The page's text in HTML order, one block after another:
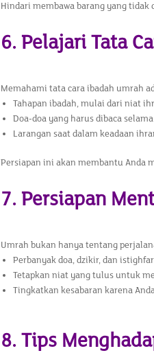
Hindari membawa barang yang
6. Pelajari Tata
Memahami tata cara ibadah umrah
Tahapan ibadah, mulai dari niat
Doa-doa yang harus dibaca
Larangan saat dalam keadaan
Persiapan ini akan membantu Anda
7. Persiapan
Umrah bukan hanya tentang
Perbanyak doa, dzikir, dan
Tetapkan niat yang tulus untuk
Tingkatkan kesabaran karena
8. Tips